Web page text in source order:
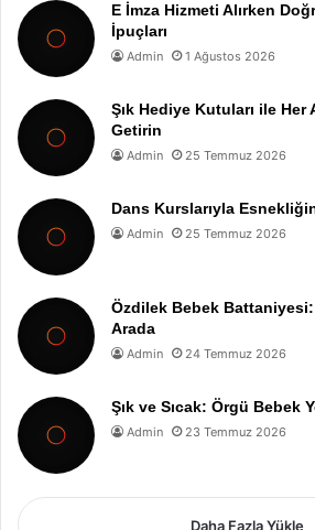
E İmza Hizmeti Alırken
İpuçları
Admin 1 Ağustos 2026
Şık Hediye Kutuları ile Her
Getirin
Admin 25 Temmuz 2026
Dans Kurslarıyla
Admin 25 Temmuz 2026
Özdilek Bebek Battaniyesi:
Arada
Admin 24 Temmuz 2026
Şık ve Sıcak: Örgü Bebek
Admin 23 Temmuz 2026
Daha Fazla Yükle